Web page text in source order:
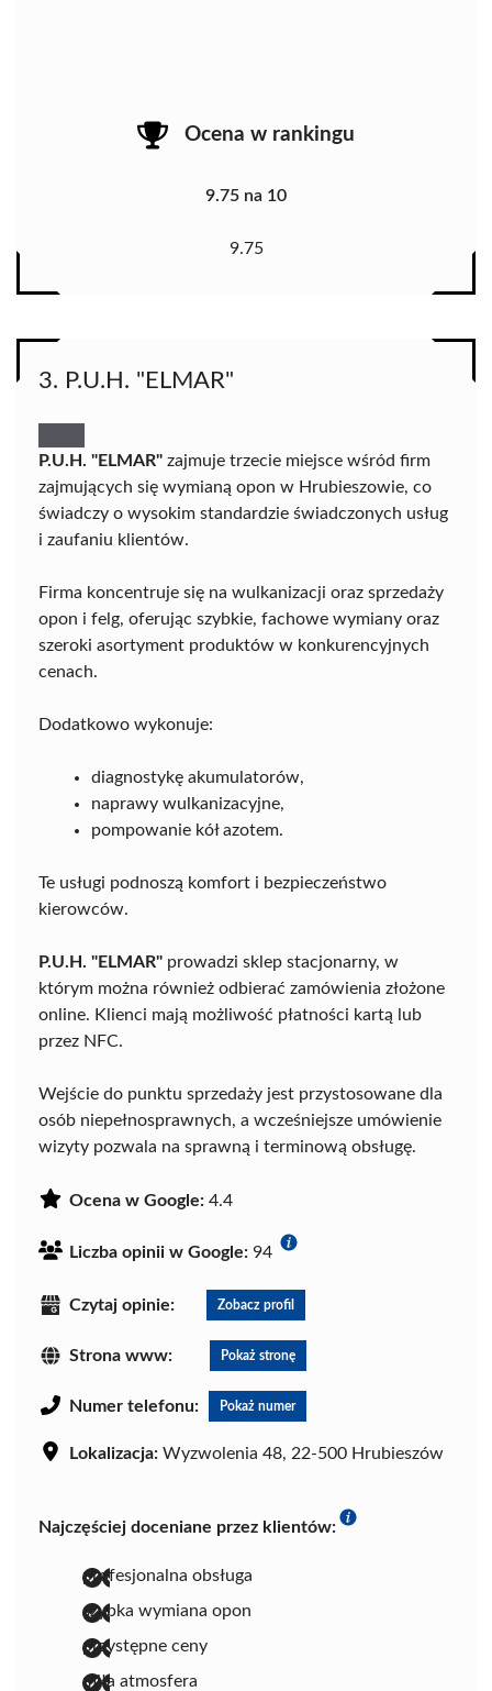
Ocena w rankingu
9.75 na 10
9.75
3. P.U.H. "ELMAR"
P.U.H. "ELMAR" zajmuje trzecie miejsce wśród firm
zajmujących się wymianą opon w Hrubieszowie, co
świadczy o wysokim standardzie świadczonych usług
i zaufaniu klientów.
Firma koncentruje się na wulkanizacji oraz sprzedaży
opon i felg, oferując szybkie, fachowe wymiany oraz
szeroki asortyment produktów w konkurencyjnych
cenach.
Dodatkowo wykonuje:
diagnostykę akumulatorów,
naprawy wulkanizacyjne,
pompowanie kół azotem.
Te usługi podnoszą komfort i bezpieczeństwo
kierowców.
P.U.H. "ELMAR" prowadzi sklep stacjonarny, w
którym można również odbierać zamówienia złożone
online. Klienci mają możliwość płatności kartą lub
przez NFC.
Wejście do punktu sprzedaży jest przystosowane dla
osób niepełnosprawnych, a wcześniejsze umówienie
wizyty pozwala na sprawną i terminową obsługę.
Ocena w Google: 4.4
Liczba opinii w Google: 94
Czytaj opinie: Zobacz profil
Strona www: Pokaż stronę
Numer telefonu: Pokaż numer
Lokalizacja: Wyzwolenia 48, 22-500 Hrubieszów
Najczęściej doceniane przez klientów:
profesjonalna obsługa
szybka wymiana opon
przystępne ceny
miła atmosfera